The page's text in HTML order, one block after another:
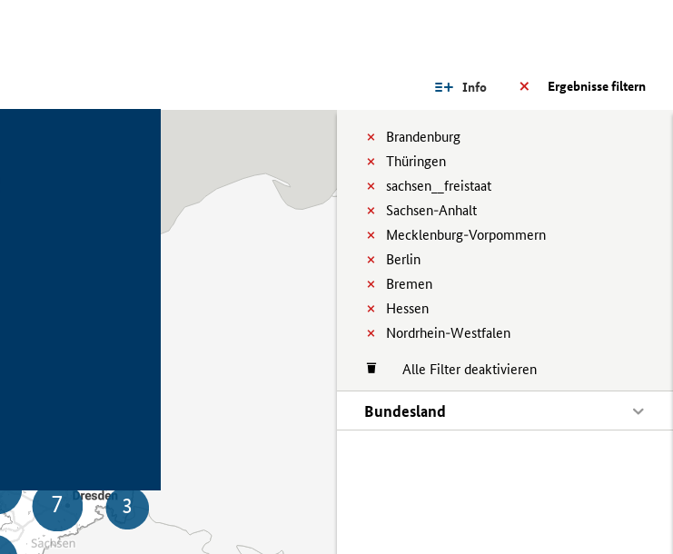
Ergebnisse filtern
Info
Brandenburg
Thüringen
sachsen__freistaat
Sachsen-Anhalt
Mecklenburg-Vorpommern
Berlin
Bremen
Hessen
Nordrhein-Westfalen
Alle Filter deaktivieren
Bundesland